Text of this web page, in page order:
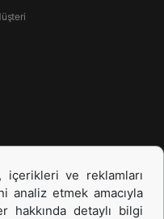
içerikleri ve reklamları
analiz etmek amacıyla
hakkında detaylı bilgi